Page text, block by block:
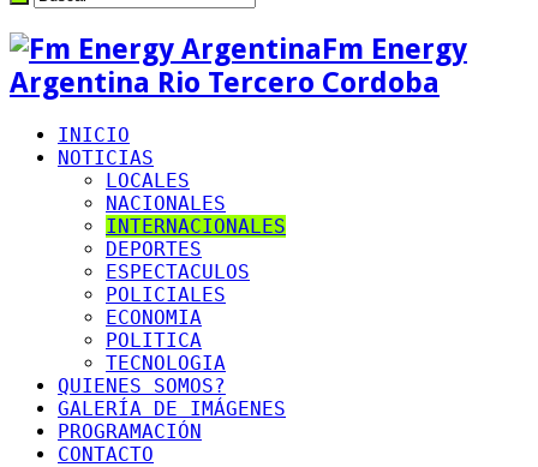
Fm Energy
Argentina Rio Tercero Cordoba
INICIO
NOTICIAS
LOCALES
NACIONALES
INTERNACIONALES
DEPORTES
ESPECTACULOS
POLICIALES
ECONOMIA
POLITICA
TECNOLOGIA
QUIENES SOMOS?
GALERÍA DE IMÁGENES
PROGRAMACIÓN
CONTACTO